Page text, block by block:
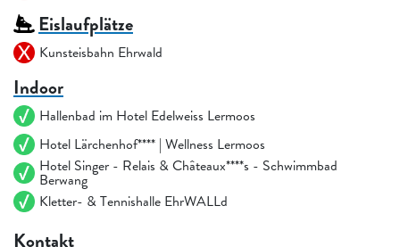
Eislaufplätze
Kunsteisbahn Ehrwald
Indoor
Hallenbad im Hotel Edelweiss Lermoos
Hotel Lärchenhof**** | Wellness Lermoos
Hotel Singer - Relais & Châteaux****s - Schwimmbad
Berwang
Kletter- & Tennishalle EhrWALLd
Kontakt